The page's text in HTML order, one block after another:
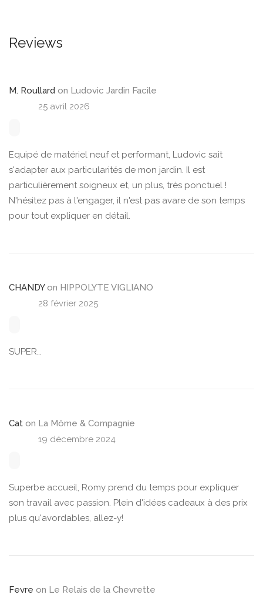
Reviews
M. Roullard on Ludovic Jardin Facile
25 avril 2026
Equipé de matériel neuf et performant, Ludovic sait
s'adapter aux particularités de mon jardin. Il est
particulièrement soigneux et, un plus, très ponctuel !
N'hésitez pas à l'engager, il n'est pas avare de son temps
pour tout expliquer en détail.
CHANDYon HIPPOLYTE VIGLIANO
28 février 2025
SUPER…
Cat on La Môme & Compagnie
19 décembre 2024
Superbe accueil, Romy prend du temps pour expliquer
son travail avec passion. Plein d'idées cadeaux à des prix
plus qu'avordables, allez-y!
Fevre on Le Relais de la Chevrette